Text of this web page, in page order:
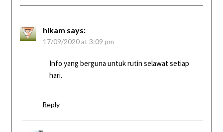
hikam says:
17/09/2020 at 3:09 pm
Info yang berguna untuk rutin selawat setiap
hari.
Reply